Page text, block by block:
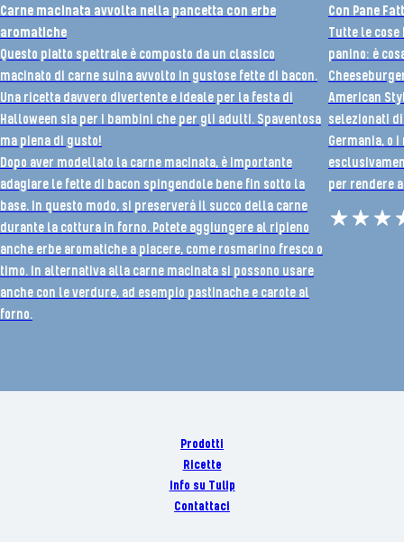
Carne macinata avvolta nella pancetta con erbe
aromatiche
Questo piatto spettrale è composto da un classico
macinato di carne suina avvolto in gustose fette di bacon.
Una ricetta davvero divertente e ideale per la festa di
Halloween sia per i bambini che per gli adulti. Spaventosa
ma piena di gusto!
Dopo aver modellato la carne macinata, è importante
adagiare le fette di bacon spingendole bene fin sotto la
base. In questo modo, si preserverà il succo della carne
durante la cottura in forno. Potete aggiungere al ripieno
anche erbe aromatiche a piacere, come rosmarino fresco o
timo. In alternativa alla carne macinata si possono usare
anche con le verdure, ad esempio pastinache e carote al
forno.
Con Pane
Tutte le
panino: è
American
selezionati
Germania, o
per rendere
Prodotti
Ricette
Info su Tulip
Contattaci